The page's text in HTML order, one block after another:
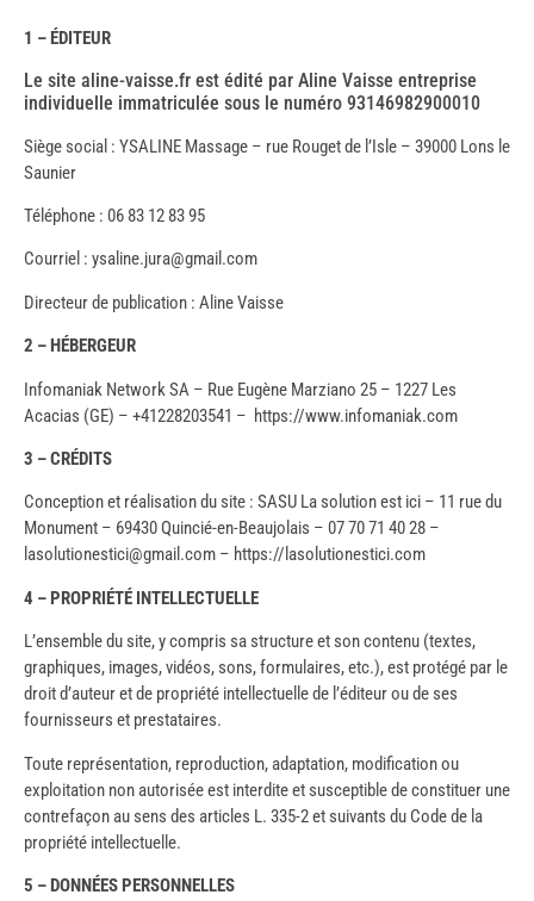
1 – ÉDITEUR
Le site aline-vaisse.fr est édité par Aline Vaisse entreprise
individuelle immatriculée sous le numéro 93146982900010
Siège social : YSALINE Massage – rue Rouget de l’Isle – 39000 Lons le
Saunier
Téléphone : 06 83 12 83 95
Courriel : ysaline.jura@gmail.com
Directeur de publication : Aline Vaisse
2 – HÉBERGEUR
Infomaniak Network SA – Rue Eugène Marziano 25 – 1227 Les
Acacias (GE) – +41228203541 – https://www.infomaniak.com
3 – CRÉDITS
Conception et réalisation du site : SASU La solution est ici – 11 rue du
Monument – 69430 Quincié-en-Beaujolais – 07 70 71 40 28 –
lasolutionestici@gmail.com – https://lasolutionestici.com
4 – PROPRIÉTÉ INTELLECTUELLE
L’ensemble du site, y compris sa structure et son contenu (textes,
graphiques, images, vidéos, sons, formulaires, etc.), est protégé par le
droit d’auteur et de propriété intellectuelle de l’éditeur ou de ses
fournisseurs et prestataires.
Toute représentation, reproduction, adaptation, modification ou
exploitation non autorisée est interdite et susceptible de constituer une
contrefaçon au sens des articles L. 335-2 et suivants du Code de la
propriété intellectuelle.
5 – DONNÉES PERSONNELLES